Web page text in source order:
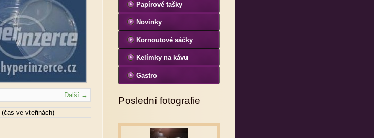
Další →
(čas ve vteřinách)
Papírové tašky
Novinky
Kornoutové sáčky
Kelímky na kávu
Gastro
Poslední fotografie